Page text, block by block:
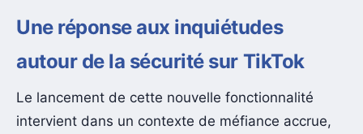
Une réponse aux inquiétudes
autour de la sécurité sur TikTok
Le lancement de cette nouvelle fonctionnalité
intervient dans un contexte de méfiance accrue,